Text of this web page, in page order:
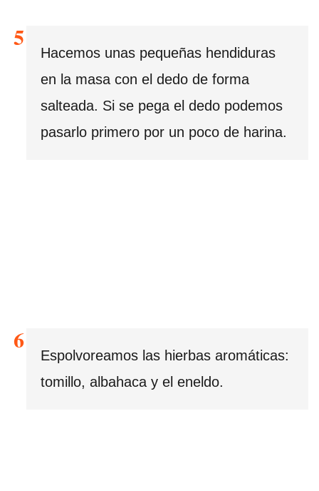
Hacemos unas pequeñas hendiduras
en la masa con el dedo de forma
salteada. Si se pega el dedo podemos
pasarlo primero por un poco de harina.
Espolvoreamos las hierbas aromáticas:
tomillo, albahaca y el eneldo.